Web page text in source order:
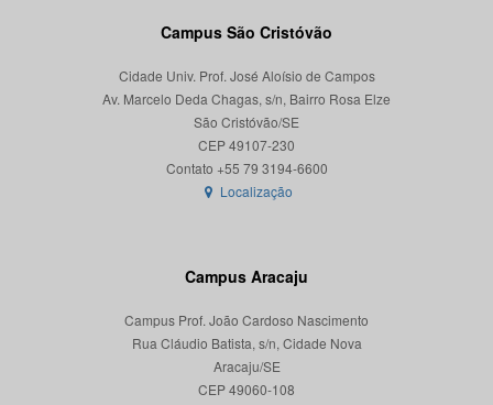
Campus São Cristóvão
Cidade Univ. Prof. José Aloísio de Campos
Av. Marcelo Deda Chagas, s/n, Bairro Rosa Elze
São Cristóvão/SE
CEP 49107-230
Localização
Campus Aracaju
Campus Prof. João Cardoso Nascimento
Rua Cláudio Batista, s/n, Cidade Nova
Aracaju/SE
CEP 49060-108